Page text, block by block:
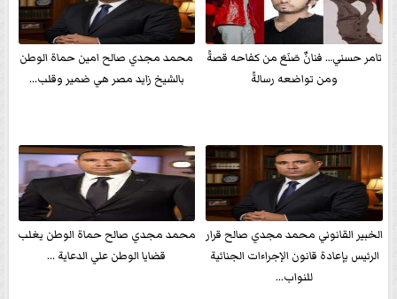
تامر حسني… فنانٌ صَنَعَ من كفاحه قصةً
ومن تواضعه رسالةً
محمد مجدي صالح امين حماة الوطن
بالشيخ زايد مصر هي ضمير وقلب...
الخبير القانوني محمد مجدي صالح قرار
الرئيس بإعادة قانون الإجراءات الجنائية
للنواب...
محمد مجدي صالح حماة الوطن يغلب
قضايا الوطن علي الدعاية ...